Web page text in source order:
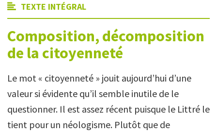
TEXTE INTÉGRAL
Composition, décomposition
de la citoyenneté
Le mot « citoyenneté » jouit aujourd’hui d’une
valeur si évidente qu’il semble inutile de le
questionner. Il est assez récent puisque le Littré le
tient pour un néologisme. Plutôt que de